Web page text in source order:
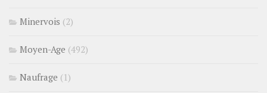
Minervois (2)
Moyen-Age (492)
Naufrage (1)